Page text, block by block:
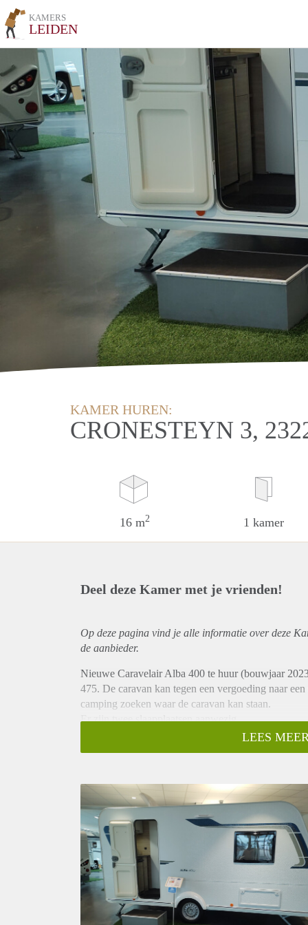
KAMERS
LEIDEN
KAMER HUREN:
CRONESTEYN 3,
16 m2 1 kamer
Deel deze Kamer met je vrienden!
Op deze pagina vind je alle informatie over deze
de aanbieder.
Nieuwe Caravelair Alba 400 te huur (bouwjaar
475. De caravan kan tegen een vergoeding naar
camping zoeken waar de caravan kan staan.
Er zijn twee slaapplaatsen aanwezig.
WC
5 stopcontacten
Raam dubbellaags, getint, uitzetbaar (met insecten
3 pits kooktoestel met glasafdekking, spoelbak van
Kachel TRUMA gas (Tevens is de caravan ook in
Warm watervoorziening met een hendel mengkraan
Het eigen risico bedraagt € 1250,-.
Onze caravan is van een volledige inventaris
Keukeninventaris
Glaswerk
LEES